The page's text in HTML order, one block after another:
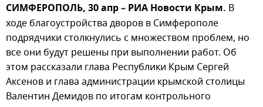
СИМФЕРОПОЛЬ, 30 апр – РИА Новости Крым. В
ходе благоустройства дворов в Симферополе
подрядчики столкнулись с множеством проблем, но
все они будут решены при выполнении работ. Об
этом рассказали глава Республики Крым Сергей
Аксенов и глава администрации крымской столицы
Валентин Демидов по итогам контрольного